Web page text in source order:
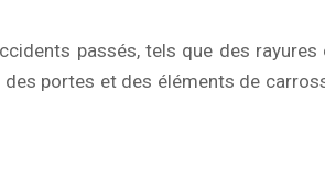
passés, tels que des
portes et des éléments de